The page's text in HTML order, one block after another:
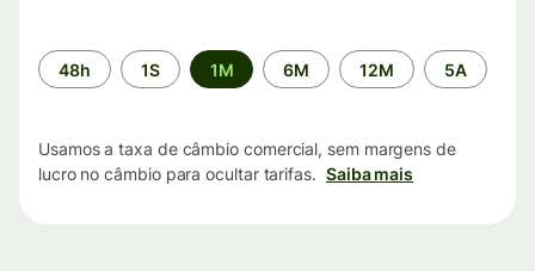
Período
de
48h 1S 1M 6M 12M 5A
Usamos a taxa de câmbio comercial, sem margens de
lucro no câmbio para ocultar tarifas. Saiba mais